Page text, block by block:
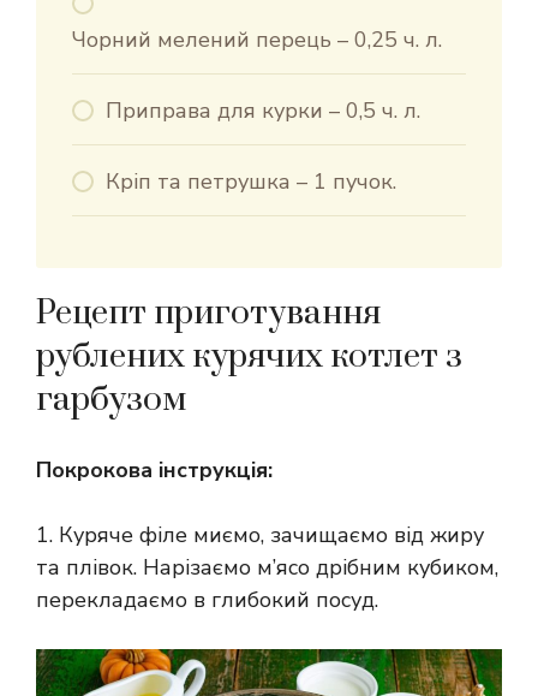
Чорний мелений перець – 0,25 ч. л.
Приправа для курки – 0,5 ч. л.
Кріп та петрушка – 1 пучок.
Рецепт приготування
рублених курячих котлет з
гарбузом
Покрокова інструкція:
1. Куряче філе миємо, зачищаємо від жиру
та плівок. Нарізаємо м’ясо дрібним кубиком,
перекладаємо в глибокий посуд.